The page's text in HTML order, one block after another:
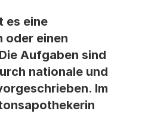
es eine
oder einen
Aufgaben sind
nationale und
Im